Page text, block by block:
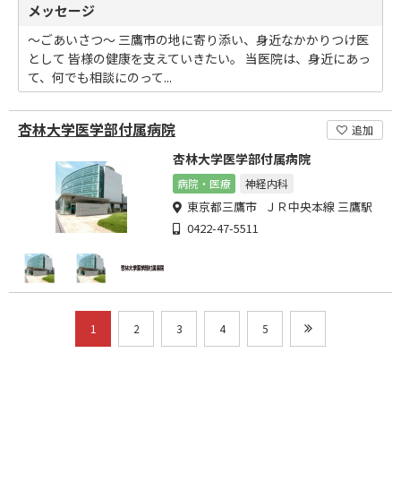
メッセージ
～ごあいさつ～ 三鷹市の地に寄り添い、身近なかかりつけ医
として 皆様の健康を支えていきたい。 当医院は、身近にあっ
て、何でも相談にのって...
杏林大学医学部付属病院 追加
杏林大学医学部付属病院
病院・医療 神経内科
東京都三鷹市 ＪＲ中央本線 三鷹駅
0422-47-5511
1 2 3 4 5